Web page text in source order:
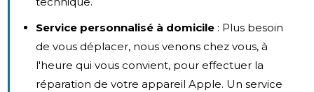
Service personnalisé à domicile : Plus besoin
de vous déplacer, nous venons chez vous, à
l'heure qui vous convient, pour effectuer la
réparation de votre appareil Apple. Un service